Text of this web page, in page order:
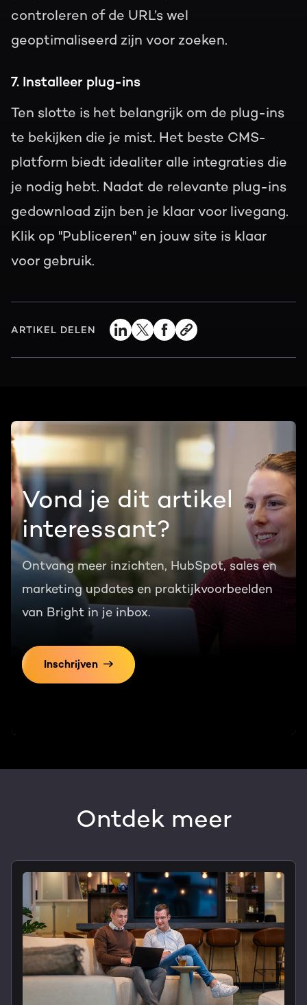
controleren of de URL’s wel
geoptimaliseerd zijn voor zoeken.
7. Installeer plug-ins
Ten slotte is het belangrijk om de plug-ins
te bekijken die je mist. Het beste CMS-
platform biedt idealiter alle integraties die
je nodig hebt. Nadat de relevante plug-ins
gedownload zijn ben je klaar voor livegang.
Klik op "Publiceren" en jouw site is klaar
voor gebruik.
ARTIKEL DELEN
Vond je dit artikel
interessant?
Ontvang meer inzichten, HubSpot, sales en
marketing updates en praktijkvoorbeelden
van Bright in je inbox.
Inschrijven
Ontdek meer